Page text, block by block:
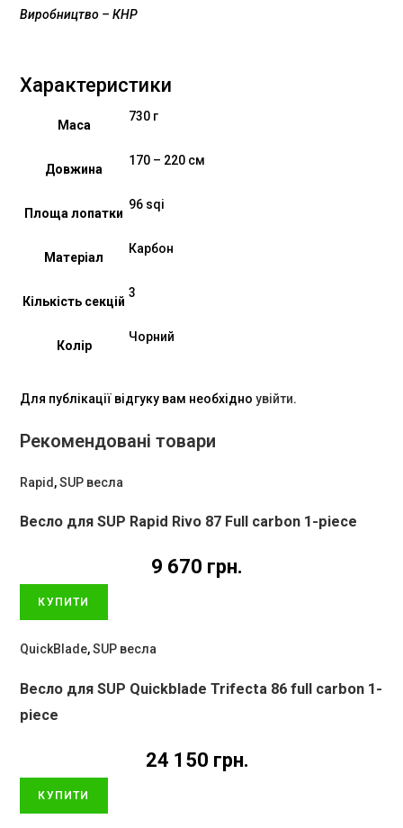
Виробництво – КНР
Характеристики
Маса
730 г
Довжина
170 – 220 см
Площа лопатки
96 sqi
Матеріал
Карбон
Кількість секцій
3
Колір
Чорний
Для публікації відгуку вам необхідноувійти.
Рекомендовані товари
Rapid ,SUP весла
Весло для SUP Rapid Rivo 87 Full carbon 1-piece
грн.
9 670
КУПИТИ
QuickBlade,SUP весла
Весло для SUP Quickblade Trifecta 86 full carbon 1-
piece
грн.
24 150
КУПИТИ